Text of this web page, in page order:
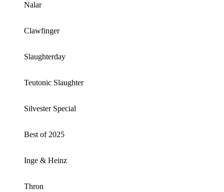
Nalar
Clawfinger
Slaughterday
Teutonic Slaughter
Silvester Special
Best of 2025
Inge & Heinz
Thron